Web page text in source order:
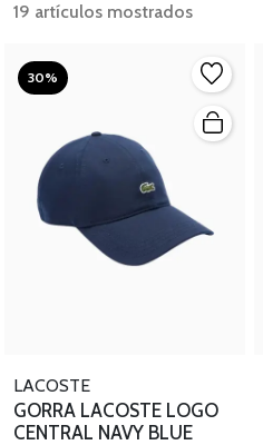
19 artículos mostrados
30%
LACOSTE
GORRA LACOSTE LOGO
CENTRAL NAVY BLUE